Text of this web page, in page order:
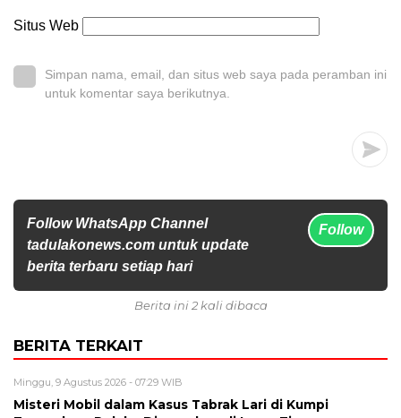
Situs Web
Simpan nama, email, dan situs web saya pada peramban ini
untuk komentar saya berikutnya.
Follow WhatsApp Channel
tadulakonews.com untuk update
berita terbaru setiap hari
Follow
Berita ini 2 kali dibaca
BERITA TERKAIT
Minggu, 9 Agustus 2026 - 07:29 WIB
Misteri Mobil dalam Kasus Tabrak Lari di Kumpi